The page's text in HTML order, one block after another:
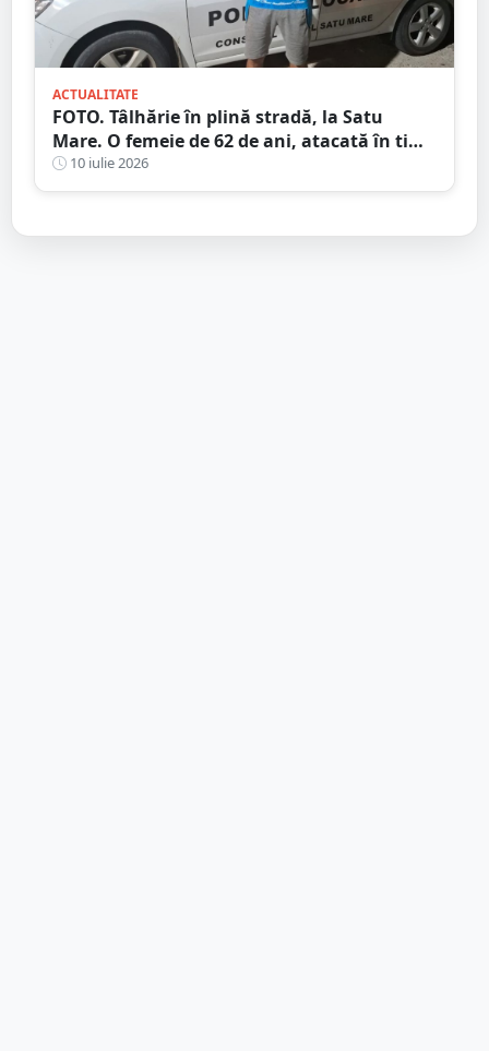
ACTUALITATE
FOTO. Tâlhărie în plină stradă, la Satu
Mare. O femeie de 62 de ani, atacată în timp
ce se întorcea de la cumpărături
10 iulie 2026